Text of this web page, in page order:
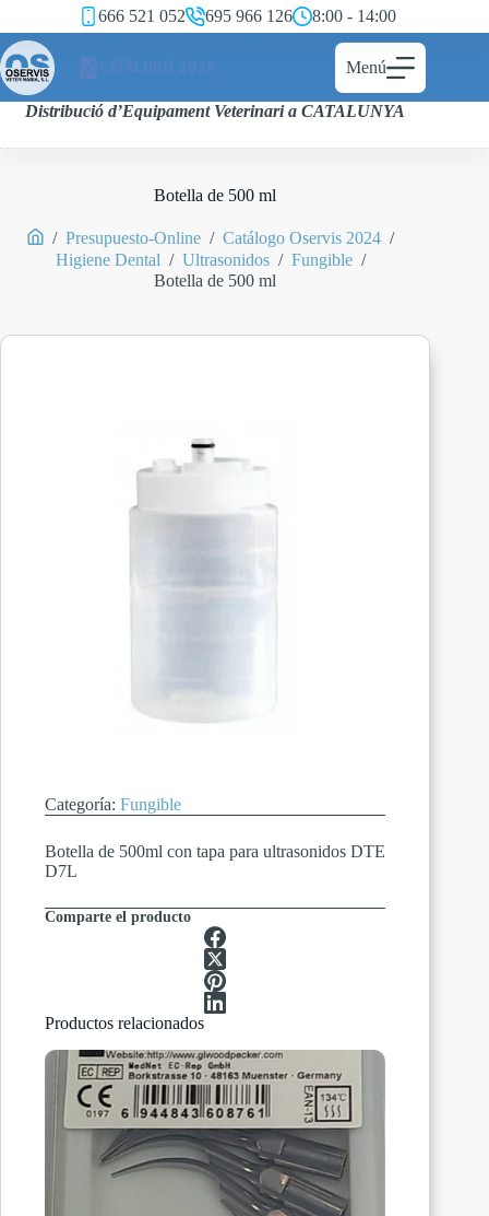
666 521 052 695 966 126 8:00 - 14:00
CATÁLOGO 2025 Menú
Distribució d’Equipament Veterinari a CATALUNYA
Botella de 500 ml
/ Presupuesto-Online / Catálogo Oservis 2024 /
Higiene Dental / Ultrasonidos / Fungible /
Botella de 500 ml
Categoría: Fungible
Botella de 500ml con tapa para ultrasonidos DTE
D7L
Comparte el producto
Productos relacionados